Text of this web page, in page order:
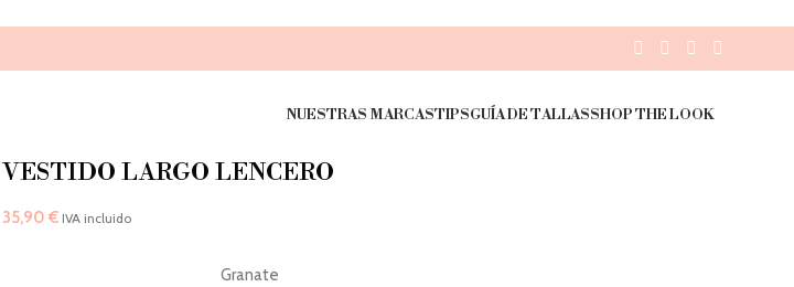
NUESTRAS MARCASTIPSGUÍA DE TALLASSHOP THE LOOK
VESTIDO LARGO LENCERO
35,90 € IVA incluido
Granate